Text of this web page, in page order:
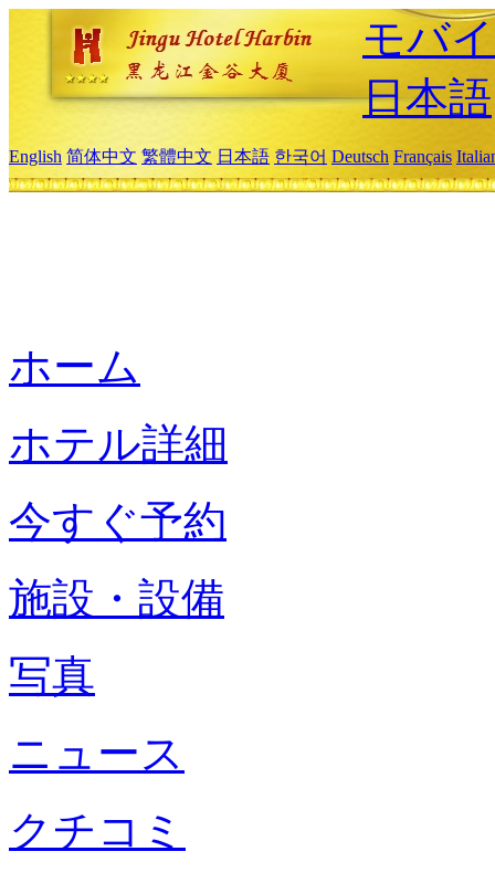
モバ
日本語
English 简体中文 繁體中文 日本語 한국어 Deutsch Français
ホーム
ホテル詳細
今すぐ予約
施設・設備
写真
ニュース
クチコミ